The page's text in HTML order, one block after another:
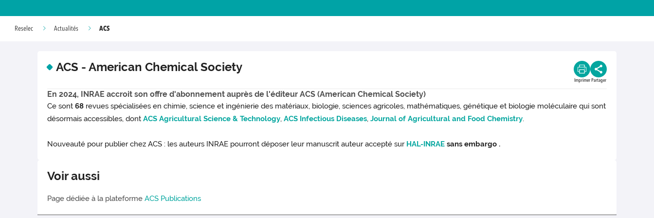
Reselec Actualités ACS
ACS - American Chemical Society
Imprimer Partager
En 2024, INRAE accroit son offre d'abonnement auprès de l'éditeur ACS (American Chemical Society)
Ce sont68 revues spécialisées en chimie, science et ingénierie des matériaux, biologie, sciences agricoles, mathématiques, génétique et biologie moléculaire qui sont
désormais accessibles, dontACS Agricultural Science & Technology,ACS Infectious Diseases,Journal of Agricultural and Food Chemistry.
Nouveauté pour publier chez ACS : les auteurs INRAE pourront déposer leur manuscrit auteur accepté sur HAL-INRAE sans embargo .
Voir aussi
Page dédiée à la plateformeACS Publications